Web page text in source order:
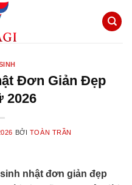
Đơn Giản Đẹp
2026
BỞI TOÀN TRẦN
nhật đơn giản đẹp